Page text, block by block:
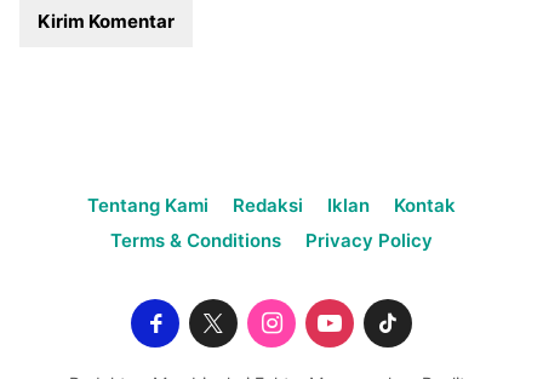
Tentang Kami Redaksi Iklan
Kontak
Terms & Conditions
Privacy Policy